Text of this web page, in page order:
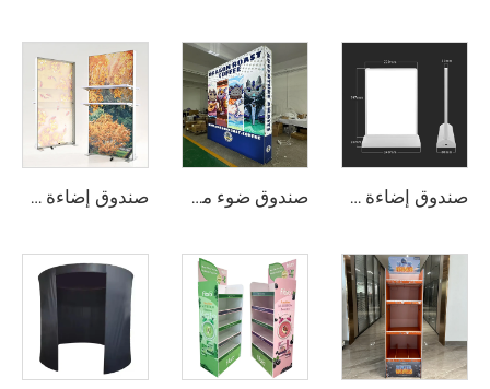
صندوق إضاءة مزدوج الوجه بـ LED صندوق ضوء من القماش المشدود للمعرض صندوق إضاءة خلفي LED منبثق